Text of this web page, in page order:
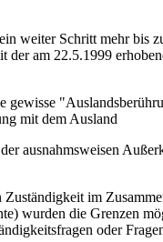
weiter Schritt mehr
der am 22.5.1999
mit dem Ausland
ausnahmsweisen
im
wurden die Grenzen
oder